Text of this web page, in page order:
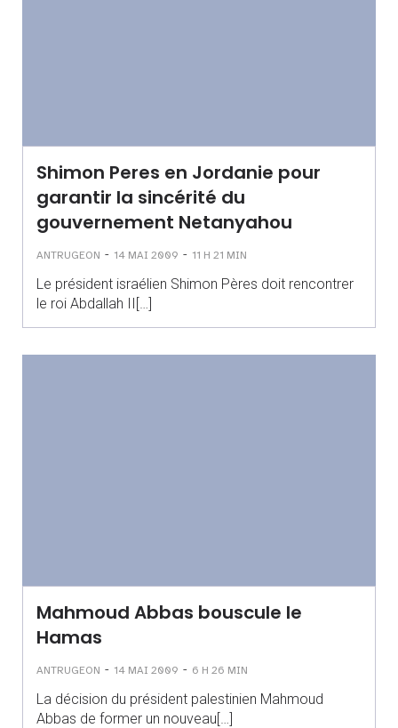
Shimon Peres en Jordanie pour
garantir la sincérité du
gouvernement Netanyahou
ANTRUGEON - 14 MAI 2009 - 11 H 21 MIN
Le président israélien Shimon Pères doit rencontrer
le roi Abdallah II[…]
Mahmoud Abbas bouscule le
Hamas
ANTRUGEON - 14 MAI 2009 - 6 H 26 MIN
La décision du président palestinien Mahmoud
Abbas de former un nouveau[…]